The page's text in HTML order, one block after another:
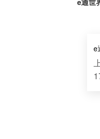
e通世
e